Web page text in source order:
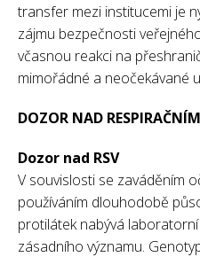
transfer mezi institucemi je
zájmu bezpečnosti
včasnou reakci na
mimořádné a neočekávané
DOZOR NAD
Dozor nad RSV
V souvislosti se zaváděním
používáním dlouhodobě
protilátek nabývá
zásadního významu.